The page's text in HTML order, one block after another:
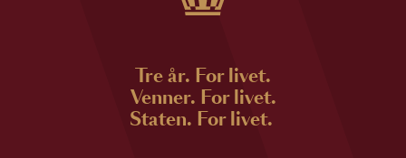
Tre år. For livet.
Venner. For livet.
Staten. For livet.